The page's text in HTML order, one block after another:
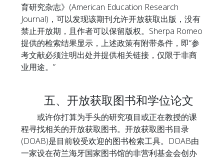
育研究杂志》(American Education Research
Journal)，可以发现该期刊允许开放获取出版，没有
禁止开放期，且作者可以保留版权。Sherpa Romeo
提供的检索结果显示，上述政策有附带条件，即“参
考文献必须注明出处并提供相关链接，仅限于非商
业用途。”
五、开放获取图书和学位论文
或许你打算为手头的研究项目或正在教授的课
程寻找相关的开放获取图书。开放获取图书目录
(DOAB)是目前较受欢迎的图书检索工具。DOAB由
一家设在荷兰海牙国家图书馆的非营利基金会创办